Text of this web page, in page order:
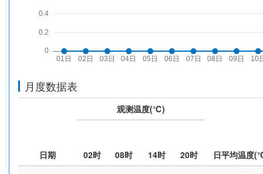
月度数据表
日期
观测温度(℃)
日平均温度
02时 08时 14时
20时